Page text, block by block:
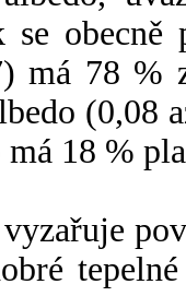
se
má 78 %
(0,08
18 %